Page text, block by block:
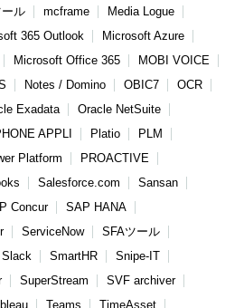
ル mcframe
Media Logue
365 Outlook
Microsoft Azure
Microsoft Office 365
MOBI VOICE
Notes / Domino OBIC7
OCR
Exadata
Oracle NetSuite
APPLI Platio
PLM
Platform
PROACTIVE
Salesforce.com
Sansan
Concur
SAP HANA
ServiceNow
SFAツール
Slack SmartHR
Snipe-IT
SuperStream
SVF archiver
Teams
TimeAsset